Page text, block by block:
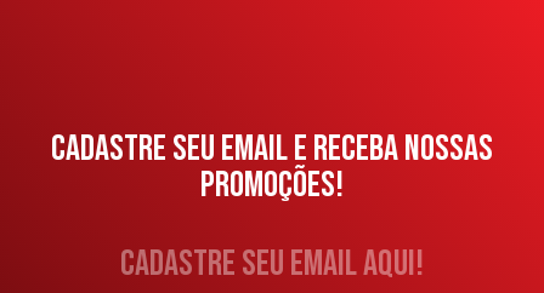
CADASTRE SEU EMAIL E RECEBA NOSSAS
PROMOÇÕES!
cadastre seu email aqui!